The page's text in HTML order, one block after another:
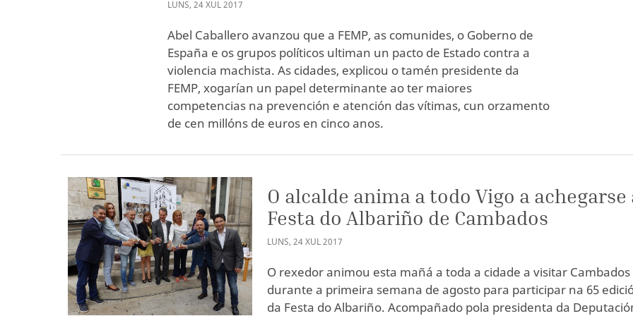
LUNS,24XUL2017
Abel Caballero avanzou que a FEMP, as comunides, o Goberno de
España e os grupos políticos ultiman un pacto de Estado contra a
violencia machista. As cidades, explicou o tamén presidente da
FEMP, xogarían un papel determinante ao ter maiores
competencias na prevención e atención das vítimas, cun orzamento
de cen millóns de euros en cinco anos.
O alcalde anima a todo Vigo a achegarse
Festa do Albariño de Cambados
LUNS,24XUL2017
O rexedor animou esta mañá a toda a cidade a visitar Cambados
durante a primeira semana de agosto para participar na 65
da Festa do Albariño. Acompañado pola presidenta da